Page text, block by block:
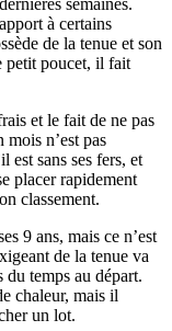
à certains
de la tenue et son
petit poucet, il fait
et le fait de ne pas
n’est pas
est sans ses fers, et
placer rapidement
classement.
9 ans, mais ce n’est
de la tenue va
du temps au départ.
chaleur, mais il
un lot.